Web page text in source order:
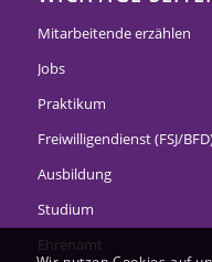
Mitarbeitende erzählen
Jobs
Praktikum
Freiwilligendienst (FSJ/
Ausbildung
Studium
Ehrenamt